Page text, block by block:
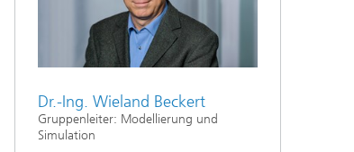
Dr.-Ing. Wieland Beckert
Gruppenleiter: Modellierung und
Simulation